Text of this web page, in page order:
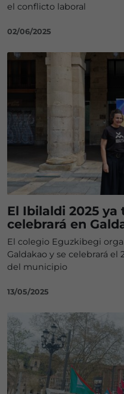
el conflicto laboral
02/06/2025
El Ibilaldi 2025 ya
celebrará en
El colegio Eguzkibegi
Galdakao y se celebrará
del municipio
13/05/2025